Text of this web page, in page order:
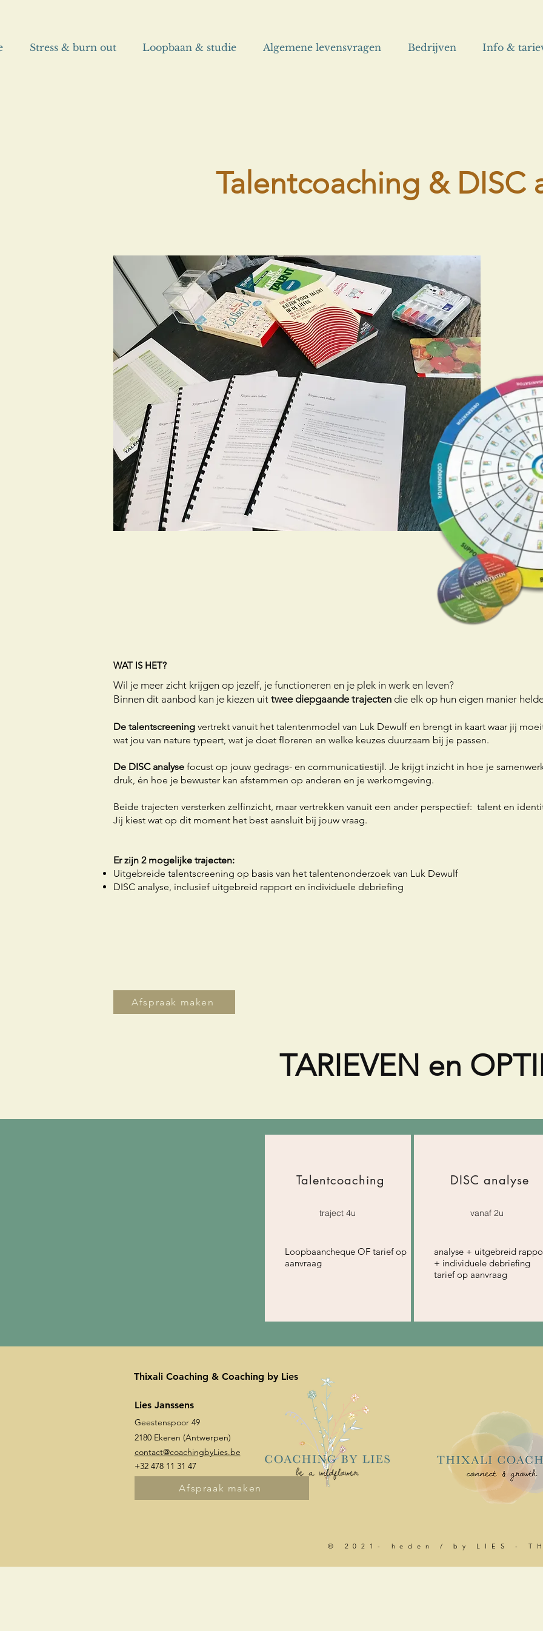
Stress & burn out Loopbaan & studie Algemene levensvragen Bedrijven Info &
Talentcoaching & DISC
WAT IS HET?
Wil je meer zicht krijgen op jezelf, je functioneren en je plek in werk en leven?
Binnen dit aanbod kan je kiezen uit twee diepgaande trajecten die elk op hun eigen manier
De talentscreening vertrekt vanuit het talentenmodel van Luk Dewulf en brengt in kaart waar jij
wat jou van nature typeert, wat je doet floreren en welke keuzes duurzaam bij je passen.
De DISC analyse focust op jouw gedrags- en communicatiestijl. Je krijgt inzicht in hoe je
druk, én hoe je bewuster kan afstemmen op anderen en je werkomgeving.
Beide trajecten versterken zelfinzicht, maar vertrekken vanuit een ander perspectief: talent en
Jij kiest wat op dit moment het best aansluit bij jouw vraag.
Er zijn 2 mogelijke trajecten:
Uitgebreide talentscreening op basis van het talentenonderzoek van Luk Dewulf
DISC analyse, inclusief uitgebreid rapport en individuele debriefing
Afspraak maken
TARIEVEN en
Talentcoaching
traject 4u
Loopbaancheque OF tarief op
aanvraag
DISC analyse
vanaf 2u
analyse + uitgebreid
+ individuele debriefing
tarief op aanvraag
Thixali Coaching & Coaching by Lies
Lies Janssens
Geestenspoor 49
2180 Ekeren (Antwerpen)
contact@coachingbyLies.be
+32 478 11 31 47
Afspraak maken
© 2021- heden / by LIES -